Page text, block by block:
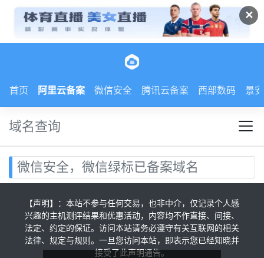
✕
首页 阿里云备案 微信安全 腾讯云备案 西部数码 景
微信安全，微信绿标已备案域名
域名查询
【声明】：本站不参与任何交易，也非中介，仅记录个人感
兴趣的主机测评结果和优惠活动，内容均不作直接、间接、
法定、约定的保证。访问本站请务必遵守有关互联网的相关
法律、规定与规则。一旦您访问本站，即表示您已经知晓并
接受了此声明通告。